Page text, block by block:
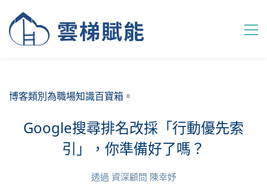
博客類別為職場知識百寶箱。
Google搜尋排名改採「行動優先索
引」，你準備好了嗎？
透過 資深顧問 陳幸妤